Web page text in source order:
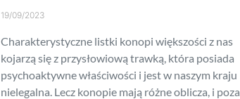
19/09/2023
Charakterystyczne listki konopi większości z nas
kojarzą się z przysłowiową trawką, która posiada
psychoaktywne właściwości i jest w naszym kraju
nielegalna. Lecz konopie mają różne oblicza, i poza